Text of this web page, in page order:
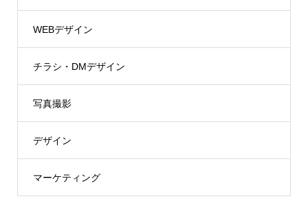
WEBデザイン
チラシ・DMデザイン
写真撮影
デザイン
マーケティング